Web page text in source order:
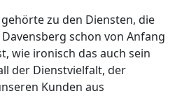
zu den Diensten, die
schon von Anfang
wie ironisch das auch sein
der Dienstvielfalt, der
Kunden aus